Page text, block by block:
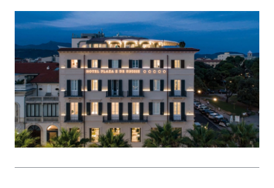
18 мая 2026
THE ST. REGIS MALDIVES VOMMULI:
МАНИФЕСТ ЭСТЕТИКИ В САМОМ СЕРДЦЕ
ОКЕАНА
Подробнее